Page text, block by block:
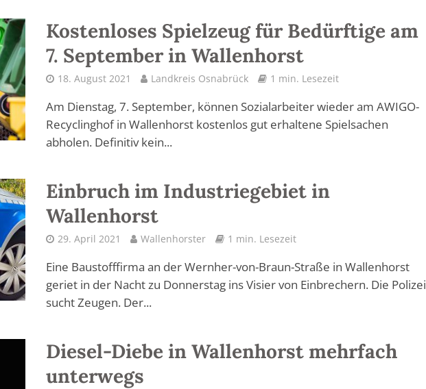
Kostenloses Spielzeug für Bedürftige am
7. September in Wallenhorst
18. August 2021 Landkreis Osnabrück 1 min. Lesezeit
Am Dienstag, 7. September, können Sozialarbeiter wieder am AWIGO-
Recyclinghof in Wallenhorst kostenlos gut erhaltene Spielsachen
abholen. Definitiv kein...
Einbruch im Industriegebiet in
Wallenhorst
29. April 2021 Wallenhorster 1 min. Lesezeit
Eine Baustofffirma an der Wernher-von-Braun-Straße in Wallenhorst
geriet in der Nacht zu Donnerstag ins Visier von Einbrechern. Die Polizei
sucht Zeugen. Der...
Diesel-Diebe in Wallenhorst mehrfach
unterwegs